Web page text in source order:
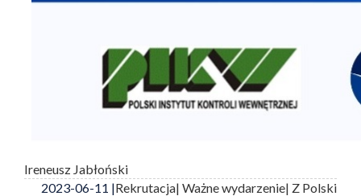
Ireneusz Jabłoński
2023-06-11 |Rekrutacja| Ważne wydarzenie| Z Polski